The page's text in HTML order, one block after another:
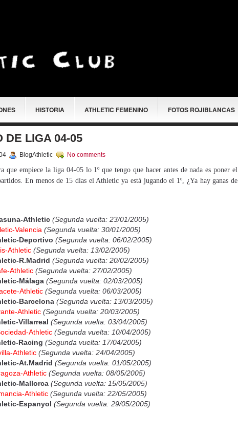
HISTORIA ATHLETIC FEMENINO FOTOS ROJIBLANCAS
DE LIGA 04-05
BlogAthletic No comments
que empiece la liga 04-05 lo 1º que tengo que hacer antes de nada es poner el
En menos de 15 días el Athletic ya está jugando el 1º, ¿Ya hay ganas de
Athletic (Segunda vuelta: 23/01/2005)
Valencia (Segunda vuelta: 30/01/2005)
Deportivo (Segunda vuelta: 06/02/2005)
Athletic (Segunda vuelta: 13/02/2005)
R.Madrid (Segunda vuelta: 20/02/2005)
Athletic (Segunda vuelta: 27/02/2005)
Málaga (Segunda vuelta: 02/03/2005)
Athletic (Segunda vuelta: 06/03/2005)
Barcelona (Segunda vuelta: 13/03/2005)
Athletic (Segunda vuelta: 20/03/2005)
Villarreal (Segunda vuelta: 03/04/2005)
Athletic (Segunda vuelta: 10/04/2005)
Racing (Segunda vuelta: 17/04/2005)
Athletic (Segunda vuelta: 24/04/2005)
At.Madrid (Segunda vuelta: 01/05/2005)
Athletic (Segunda vuelta: 08/05/2005)
Mallorca (Segunda vuelta: 15/05/2005)
Athletic (Segunda vuelta: 22/05/2005)
Espanyol (Segunda vuelta: 29/05/2005)